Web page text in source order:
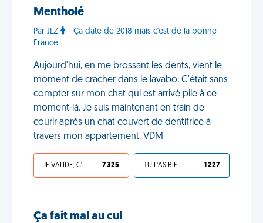
Mentholé
Par JLZ
- Ça date de 2018 mais c'est de la bonne -
France
Aujourd'hui, en me brossant les dents, vient le
moment de cracher dans le lavabo. C'était sans
compter sur mon chat qui est arrivé pile à ce
moment-là. Je suis maintenant en train de
courir après un chat couvert de dentifrice à
travers mon appartement. VDM
JE VALIDE, C'EST UNE VDM 7 325 TU L'AS BIEN MÉRITÉ 1 227
Ça fait mal au cul